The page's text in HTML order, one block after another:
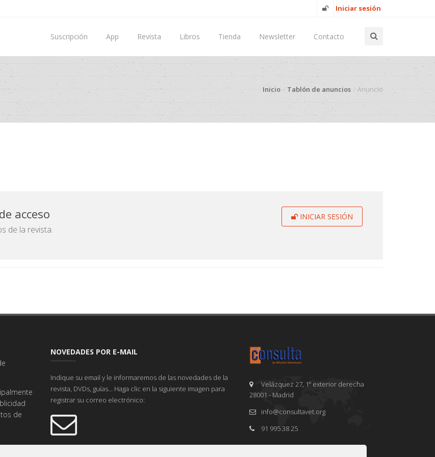
Iniciar sesión
Suscripción App Revista Libros Tienda Newsletter Contacto
Inicio Tablón de anuncios Anuncio
INICIAR SESIÓN
acceso
de la revista.
de
NOVEDADES POR E-MAIL
Indique su email y le informaremos de las novedades de la
revista, DVDs, guías... Haga clic en la siguiente imagen para
registrar su correo electrónico:
Velázquez 27, 1º exterior derecha
28001 - Madrid
info@consultavet.org
91 995 38 25